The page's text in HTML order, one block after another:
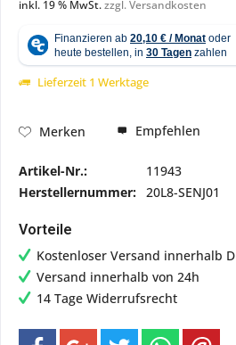
inkl. 19 % MwSt.zzgl. Versandkosten
Lieferzeit 1 Werktage
Merken Empfehlen
Artikel-Nr.:
11943
Herstellernummer: 20L8-SENJ01
Vorteile
Kostenloser Versand innerhalb D
Versand innerhalb von 24h
14 Tage Widerrufsrecht